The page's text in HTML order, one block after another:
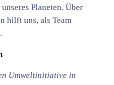
Planeten. Über
hilft uns, als Team
Umweltinitiative in